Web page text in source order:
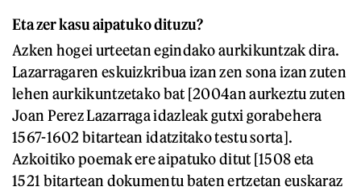
Eta zer kasu aipatuko dituzu?
Azken hogei urteetan egindako aurkikuntzak dira.
Lazarragaren eskuizkribua izan zen sona izan zuten
lehen aurkikuntzetako bat [2004an aurkeztu zuten
Joan Perez Lazarraga idazleak gutxi gorabehera
1567-1602 bitartean idatzitako testu sorta].
Azkoitiko poemak ere aipatuko ditut [1508 eta
1521 bitartean dokumentu baten ertzetan euskaraz